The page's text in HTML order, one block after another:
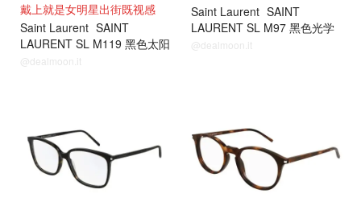
戴上就是女明星出街既视感
Saint Laurent SAINT
LAURENT SL M119 黑色太阳
镜
@dealmoon.it
Saint Laurent SAINT
LAURENT SL M97 黑色光学
镜框
@dealmoon.it